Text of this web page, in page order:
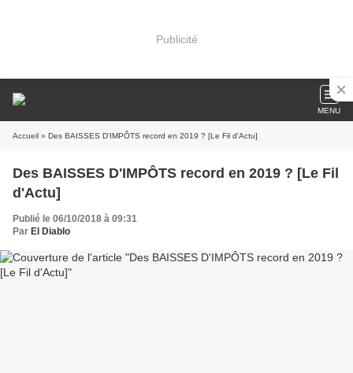
Publicité
MENU
Accueil » Des BAISSES D'IMPÔTS record en 2019 ? [Le Fil d'Actu]
Des BAISSES D'IMPÔTS record en 2019 ? [Le Fil
d'Actu]
Publié le 06/10/2018 à 09:31
Par El Diablo